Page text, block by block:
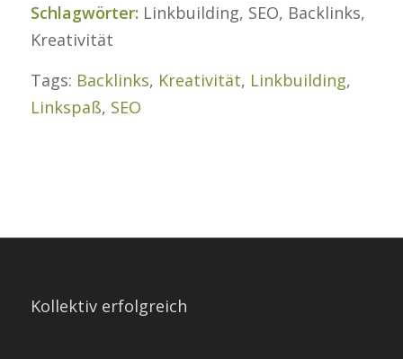
Schlagwörter: Linkbuilding, SEO, Backlinks,
Kreativität
Tags: Backlinks, Kreativität, Linkbuilding,
Linkspaß, SEO
Kollektiv erfolgreich